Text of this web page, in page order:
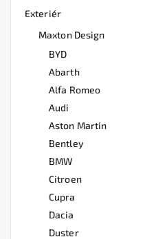
Exteriér
Maxton Design
BYD
Abarth
Alfa Romeo
Audi
Aston Martin
Bentley
BMW
Citroen
Cupra
Dacia
Duster